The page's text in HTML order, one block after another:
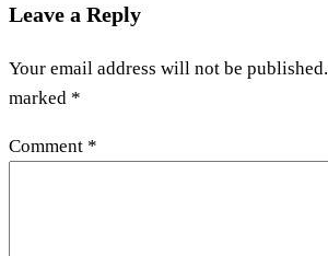
Leave a Reply
Your email address will not be published.
marked *
Comment *